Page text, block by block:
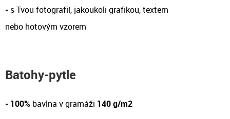
- s Tvou fotografií, jakoukoli grafikou, textem
nebo hotovým vzorem
Batohy-pytle
- 100% bavlna v gramáži 140 g/m2